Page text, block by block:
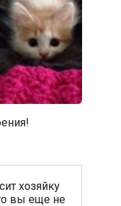
хозяйку
вы еще не